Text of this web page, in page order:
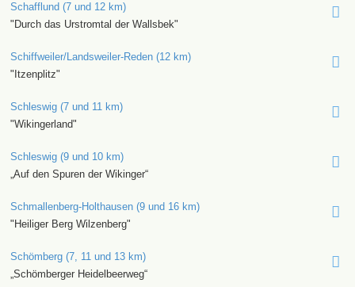
Schafflund (7 und 12 km)
"Durch das Urstromtal der Wallsbek"
Schiffweiler/Landsweiler-Reden (12 km)
"Itzenplitz"
Schleswig (7 und 11 km)
"Wikingerland"
Schleswig (9 und 10 km)
„Auf den Spuren der Wikinger“
Schmallenberg-Holthausen (9 und 16 km)
"Heiliger Berg Wilzenberg"
Schömberg (7, 11 und 13 km)
„Schömberger Heidelbeerweg“